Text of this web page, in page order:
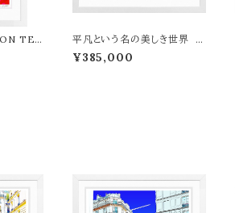
TER
限定
き作
平凡という名の美しき世界 L
EON TERASHIMA版画作
品77作限定（オンライン限定特
¥385,000